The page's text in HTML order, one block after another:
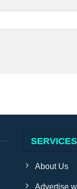
SERVICES
About Us
Advertise